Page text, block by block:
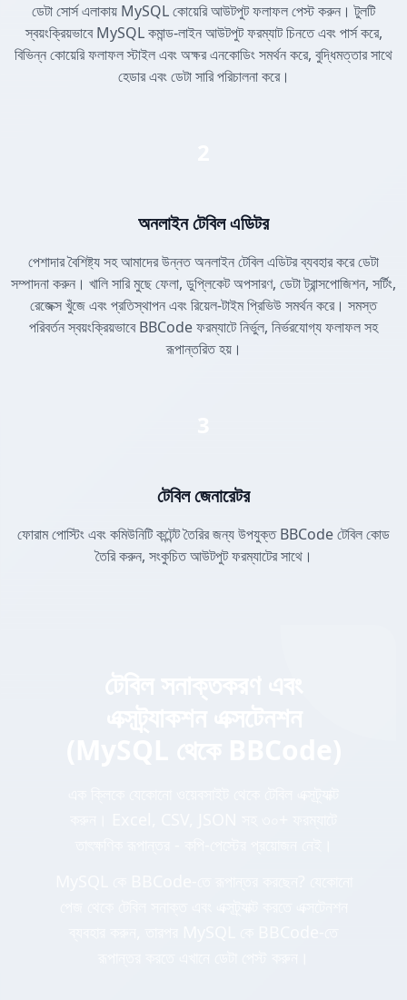
ডেটা সোর্স এলাকায় MySQL কোয়েরি আউটপুট ফলাফল পেস্ট করুন। টুলটি
স্বয়ংক্রিয়ভাবে MySQL কমান্ড-লাইন আউটপুট ফরম্যাট চিনতে এবং পার্স করে,
বিভিন্ন কোয়েরি ফলাফল স্টাইল এবং অক্ষর এনকোডিং সমর্থন করে, বুদ্ধিমত্তার সাথে
হেডার এবং ডেটা সারি পরিচালনা করে।
অনলাইন টেবিল এডিটর
পেশাদার বৈশিষ্ট্য সহ আমাদের উন্নত অনলাইন টেবিল এডিটর ব্যবহার করে ডেটা
সম্পাদনা করুন। খালি সারি মুছে ফেলা, ডুপ্লিকেট অপসারণ, ডেটা ট্রান্সপোজিশন, সর্টিং,
রেজেক্স খুঁজে এবং প্রতিস্থাপন এবং রিয়েল-টাইম প্রিভিউ সমর্থন করে। সমস্ত
পরিবর্তন স্বয়ংক্রিয়ভাবে BBCode ফরম্যাটে নির্ভুল, নির্ভরযোগ্য ফলাফল সহ
রূপান্তরিত হয়।
টেবিল জেনারেটর
ফোরাম পোস্টিং এবং কমিউনিটি কন্টেন্ট তৈরির জন্য উপযুক্ত BBCode টেবিল কোড
তৈরি করুন, সংকুচিত আউটপুট ফরম্যাটের সাথে।